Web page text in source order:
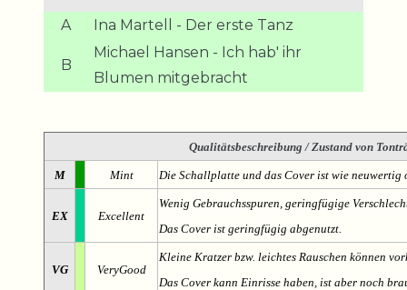
A Ina Martell - Der erste Tanz
B
Michael Hansen - Ich hab' ihr
Blumen mitgebracht
Qualitätsbeschreibung / Zustand von
M Mint Die Schallplatte und das Cover ist wie
EX Excellent
Wenig Gebrauchsspuren, geringfügige
Das Cover ist geringfügig abgenutzt.
VG VeryGood
Kleine Kratzer bzw. leichtes Rauschen können
Das Cover kann Einrisse haben, ist aber noch